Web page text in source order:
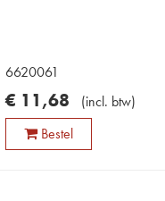
6620061
€ 11,68 (incl. btw)
Bestel